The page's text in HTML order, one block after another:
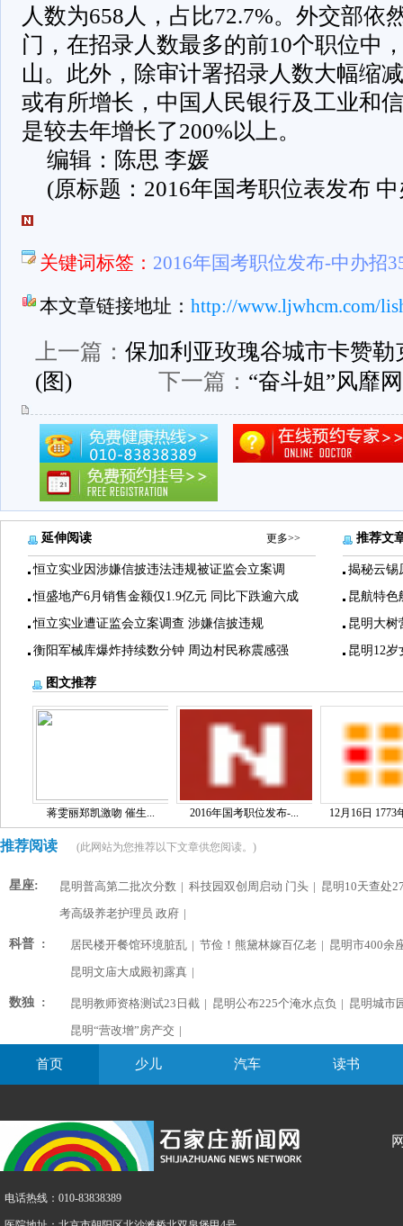
人数为658人，占比72.7%。外交部依
门，在招录人数最多的前10个职位中
山。此外，除审计署招录人数大幅缩
或有所增长，中国人民银行及工业和
是较去年增长了200%以上。
编辑：陈思 李媛
(原标题：2016年国考职位表发布
关键词标签： 2016年国考职位发布-中办招
本文章链接地址： http://www.ljwhcm.com/
上一篇： 保加利亚玫瑰谷城市卡赞勒
(图)
下一篇： “奋斗姐”风靡
延伸阅读 更多>>
恒立实业因涉嫌信披违法违规被证监会立案调
恒盛地产6月销售金额仅1.9亿元 同比下跌逾六成
恒立实业遭证监会立案调查 涉嫌信披违规
衡阳军械库爆炸持续数分钟 周边村民称震感强
推荐文
揭秘云锡
昆航特色
昆明大树
昆明12
图文推荐
蒋雯丽郑凯激吻 催生... 2016年国考职位发布-... 12月16日 1773
推荐阅读 (此网站为您推荐以下文章供您阅读。)
星座: 昆明普高第二批次分数 | 科技园双创周启动 门头 | 昆明10天查处
考高级养老护理员 政府 |
科普 : 居民楼开餐馆环境脏乱 | 节俭！熊黛林嫁百亿老 | 昆明市400余
昆明文庙大成殿初露真 |
数独 : 昆明教师资格测试23日截 | 昆明公布225个淹水点负 | 昆明城市
昆明“营改增”房产交 |
首页 少儿 汽车 读书
电话热线：010-83838389